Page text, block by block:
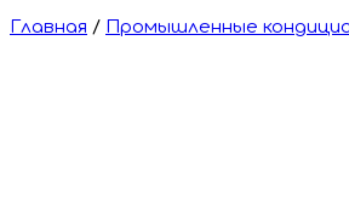
Главная / Промышленные